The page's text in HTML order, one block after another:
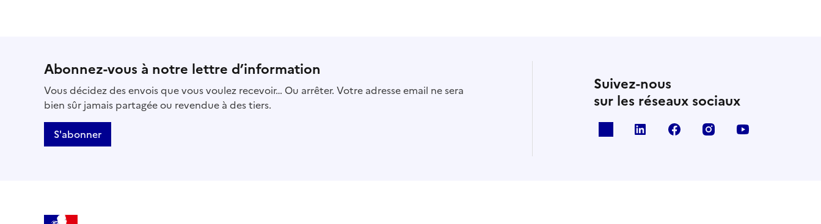
Abonnez-vous à notre lettre d’information
Vous décidez des envois que vous voulez recevoir… Ou arrêter. Votre adresse email ne sera
bien sûr jamais partagée ou revendue à des tiers.
S'abonner
Suivez-nous
sur les réseaux sociaux
linkedin facebook instagram